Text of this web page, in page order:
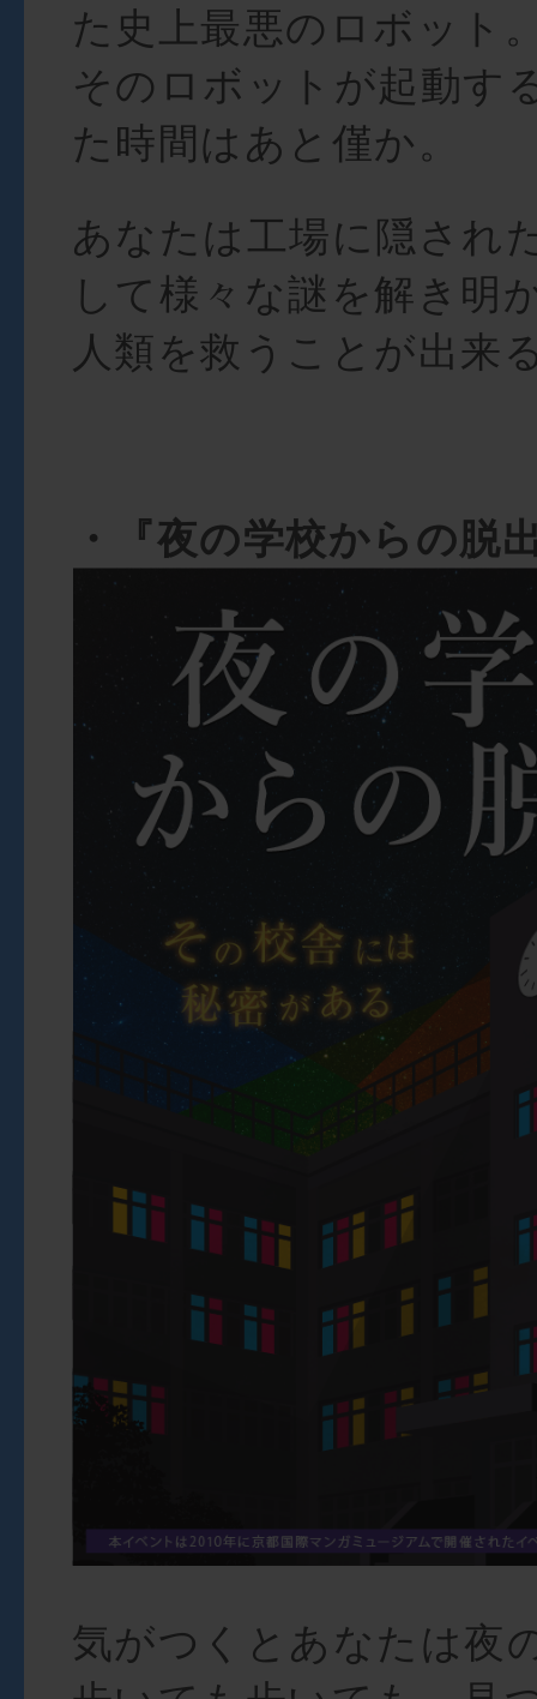
た史上最悪のロボット
そのロボットが起動す
た時間はあと僅か。
あなたは工場に隠され
して様々な謎を解き明
人類を救うことが出来
・『夜の学校からの脱
気がつくとあなたは夜